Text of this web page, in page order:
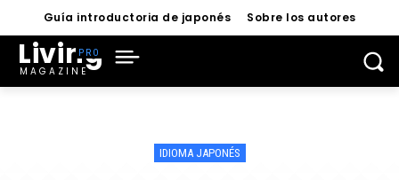
Guía introductoria de japonés Sobre los autores
Living
MAGAZINE
IDIOMA JAPONÉS